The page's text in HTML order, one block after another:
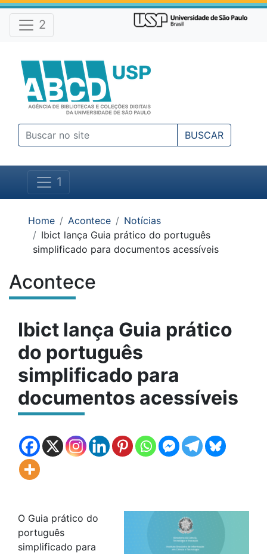
e Ferramentas do site
Ir para o conteúdo [1]
Ir para o menu [2]
Ir para a busca [3]
2
BUSCAR
1
Home Acontece
Notícias
Ibict lança Guia prático do português
simplificado para documentos acessíveis
Conteúdo do site
Acontece
Ibict lança Guia prático
do português
simplificado para
documentos acessíveis
O Guia prático do
português
simplificado para